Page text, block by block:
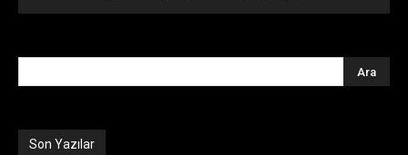
Son Yazılar